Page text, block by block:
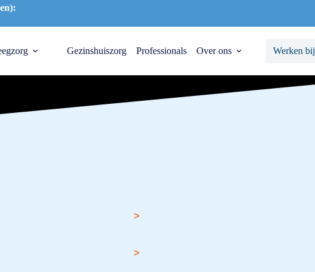
Gezinshuiszorg Professionals Over ons Werken bij
>
>